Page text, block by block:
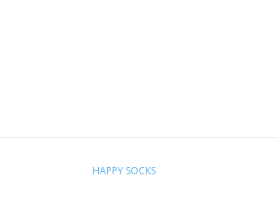
HAPPY SOCKS